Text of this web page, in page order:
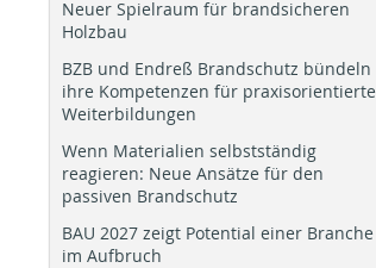
Neuer Spielraum für brandsicheren
Holzbau
BZB und Endreß Brandschutz bündeln
ihre Kompetenzen für praxisorientierte
Weiterbildungen
Wenn Materialien selbstständig
reagieren: Neue Ansätze für den
passiven Brandschutz
BAU 2027 zeigt Potential einer Branche
im Aufbruch